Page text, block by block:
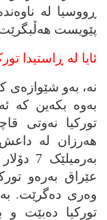
ڕووسیا له‌
پێویست
ئایا له‌ ڕاستیدا
نه‌، به‌و شێوازه‌ی
به‌وه‌ بکه‌ین که‌
تورکیا نه‌وتی
هه‌رزان له‌ داعش
وه‌ری ده‌گرێت.
تورکیا ده‌بێت